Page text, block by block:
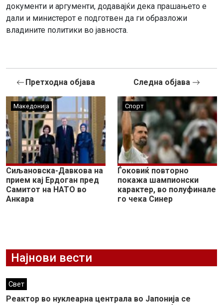
документи и аргументи, додавајќи дека прашањето е
дали и министерот е подготвен да ги образложи
владините политики во јавноста.
Претходна објава
Македонија
Сиљановска-Давкова на
прием кај Ердоган пред
Самитот на НАТО во
Анкара
Следна објава
Спорт
Ѓоковиќ повторно
покажа шампионски
карактер, во полуфинале
го чека Синер
Најнови вести
Свет
Реактор во нуклеарна централа во Јапонија се